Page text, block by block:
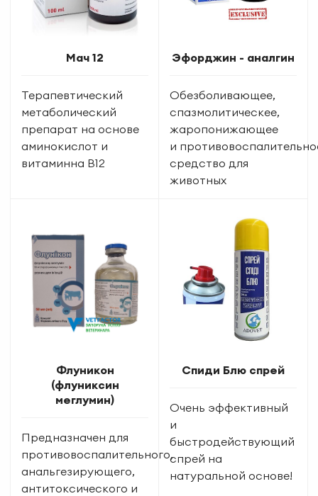
Мач 12
Терапевтический
метаболический
препарат на основе
аминокислот и
витаминна В12
Эфорджин - аналгин
Обезболивающее,
спазмолитическее,
жаропонижающее
и
средство для
животных
Флуникон
(флуниксин
меглумин)
Предназначен для
противовоспалительного,
анальгезирующего,
антитоксического и
Спиди Блю спрей
Очень эффективный
и
быстродействующий
спрей на
натуральной основе!